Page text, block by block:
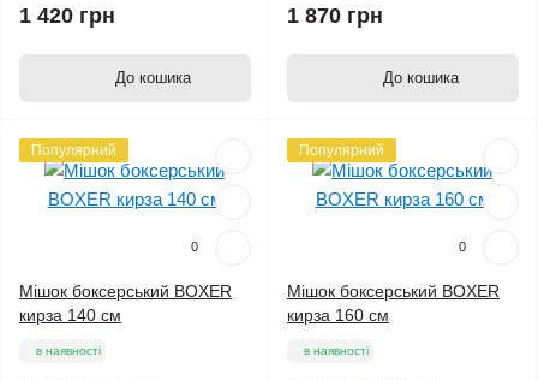
1 420 грн
До кошика
1 870 грн
До кошика
Популярний
0
Мішок боксерський BOXER
кирза 140 см
в наявності
Популярний
0
Мішок боксерський BOXER
кирза 160 см
в наявності